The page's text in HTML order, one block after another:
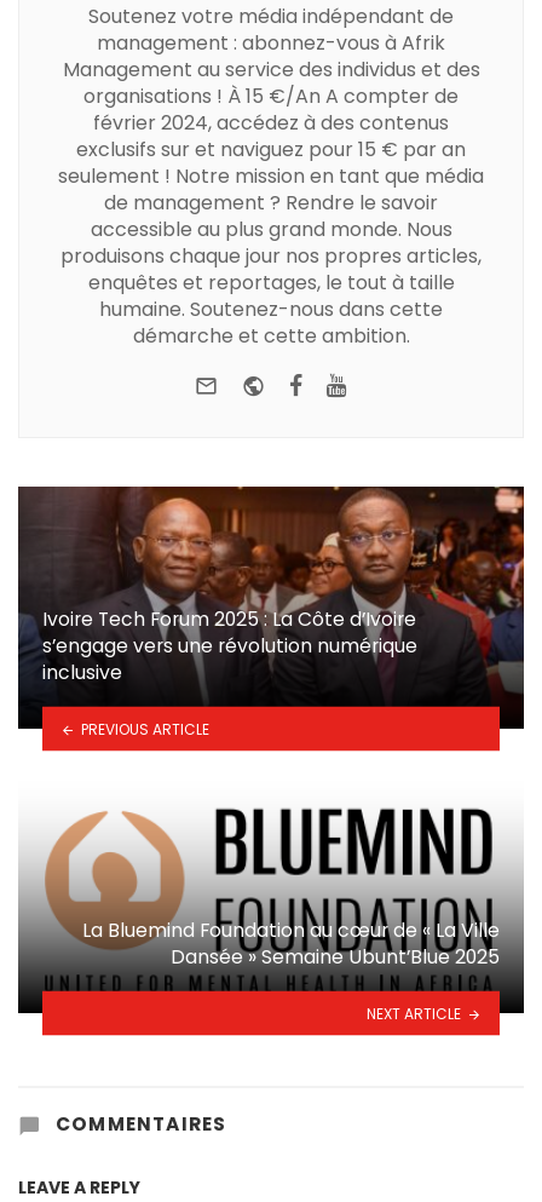
Soutenez votre média indépendant de
management : abonnez-vous à Afrik
Management au service des individus et des
organisations ! À 15 €/An A compter de
février 2024, accédez à des contenus
exclusifs sur et naviguez pour 15 € par an
seulement ! Notre mission en tant que média
de management ? Rendre le savoir
accessible au plus grand monde. Nous
produisons chaque jour nos propres articles,
enquêtes et reportages, le tout à taille
humaine. Soutenez-nous dans cette
démarche et cette ambition.
e-mailWebsiteFacebook
Ivoire Tech Forum 2025 : La Côte d’Ivoire
s’engage vers une révolution numérique
inclusive
PREVIOUS ARTICLE
La Bluemind Foundation au cœur de « La Ville
Dansée » Semaine Ubunt’Blue 2025
NEXT ARTICLE
COMMENTAIRES
LEAVE A REPLY